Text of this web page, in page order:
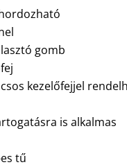
gomb
kezelőfejjel
is alkalmas
tű